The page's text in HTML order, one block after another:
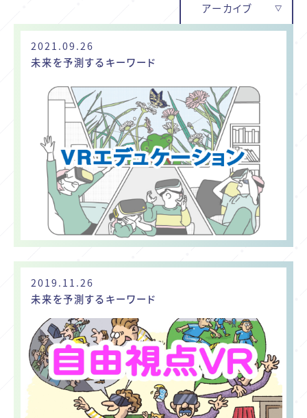
アーカイブ
2021.09.26
未来を予測するキーワード
2019.11.26
未来を予測するキーワード